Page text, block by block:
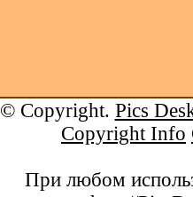
© Copyright. Pics
Copyright Info
При любом